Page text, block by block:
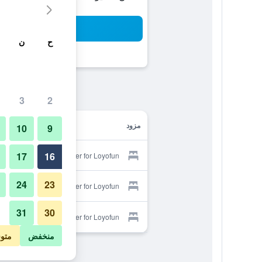
مزود
Provider for Loyofun
Provider for Loyofun
Provider for Loyofun
ح ن
2
3
9
10
16
17
23
24
30
31
منخفض